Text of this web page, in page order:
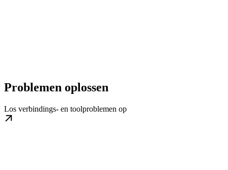
Problemen oplossen
Los verbindings- en toolproblemen op